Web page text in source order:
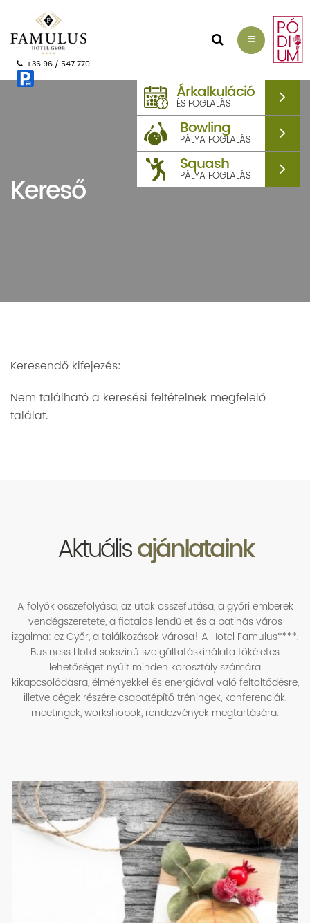
+36 96 / 547 770
Kereső
Árkalkuláció
ÉS FOGLALÁS
Bowling
PÁLYA FOGLALÁS
Squash
PÁLYA FOGLALÁS
Keresendő kifejezés:
Nem található a keresési feltételnek megfelelő
találat.
Aktuálisajánlataink
A folyók összefolyása, az utak összefutása, a győri emberek
vendégszeretete, a fiatalos lendület és a patinás város
izgalma: ez Győr, a találkozások városa! A Hotel Famulus****,
Business Hotel sokszínű szolgáltatáskínálata tökéletes
lehetőséget nyújt minden korosztály számára
kikapcsolódásra, élményekkel és energiával való feltöltődésre,
illetve cégek részére csapatépítő tréningek, konferenciák,
meetingek, workshopok, rendezvények megtartására.